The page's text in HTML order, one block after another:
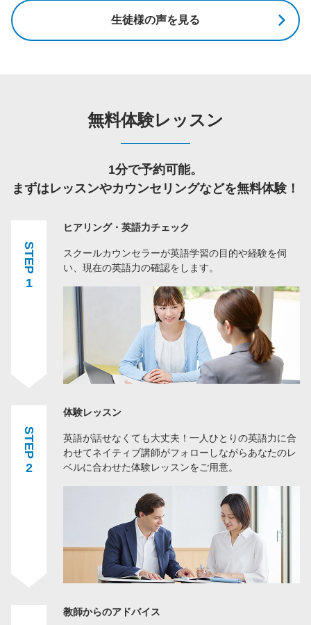
生徒様の声を見る
無料体験レッスン
1分で予約可能。
まずはレッスンやカウンセリングなどを無料体験！
STEP
1
ヒアリング・英語力チェック
スクールカウンセラーが英語学習の目的や経験を伺
い、現在の英語力の確認をします。
STEP
2
体験レッスン
英語が話せなくても大丈夫！一人ひとりの英語力に合
わせてネイティブ講師がフォローしながらあなたのレ
ベルに合わせた体験レッスンをご用意。
教師からのアドバイス